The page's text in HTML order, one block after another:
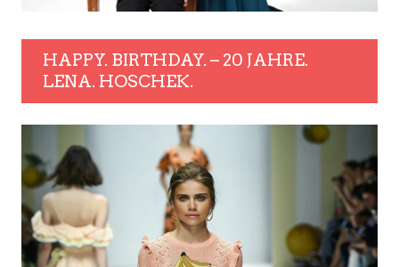
HAPPY. BIRTHDAY. – 20 JAHRE.
LENA. HOSCHEK.